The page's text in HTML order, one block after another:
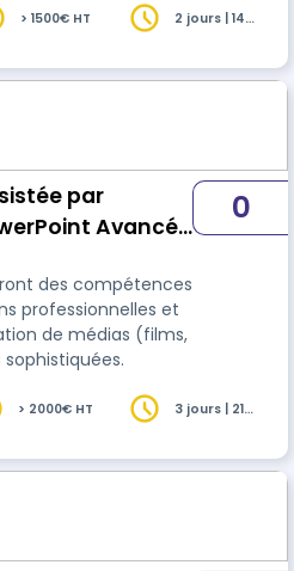
> 1500€ HT
2 jours | 14
Avancé-
des compétences
professionnelles et
de médias (films,
0
> 2000€ HT
3 jours | 21